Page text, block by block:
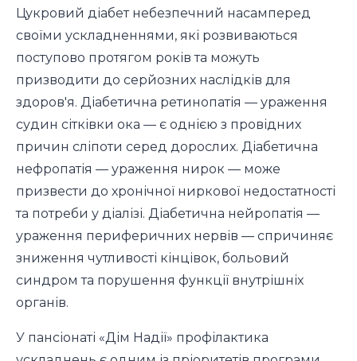
Цукровий діабет небезпечний насамперед
своїми ускладненнями, які розвиваються
поступово протягом років та можуть
призводити до серйозних наслідків для
здоров'я. Діабетична ретинопатія — ураження
судин сітківки ока — є однією з провідних
причин сліпоти серед дорослих. Діабетична
нефропатія — ураження нирок — може
призвести до хронічної ниркової недостатності
та потреби у діалізі. Діабетична нейропатія —
ураження периферичних нервів — спричиняє
зниження чутливості кінцівок, больовий
синдром та порушення функції внутрішніх
органів.
У пансіонаті «Дім Надії» профілактика